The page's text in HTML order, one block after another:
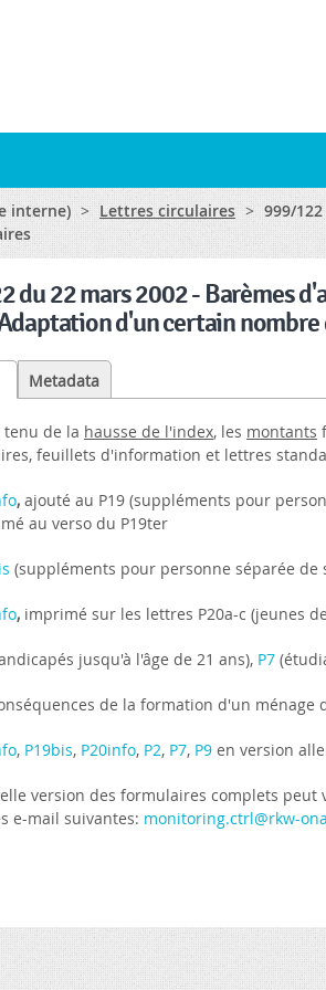
interne) > Lettres circulaires > 999/
du 22 mars 2002 - Barèmes
d'un certain
Metadata
tenu de la hausse de l'index, les montants
feuillets d'information et lettres
, ajouté au P19 (suppléments pour
au verso du P19ter
(suppléments pour personne séparée de
, imprimé sur les lettres P20a-c (jeunes
jusqu'à l'âge de 21 ans), P7
de la formation d'un ménage
, P19bis, P20info, P2, P7, P9en version
version des formulaires complets
e-mail suivantes: monitoring.ctrl@rkw-